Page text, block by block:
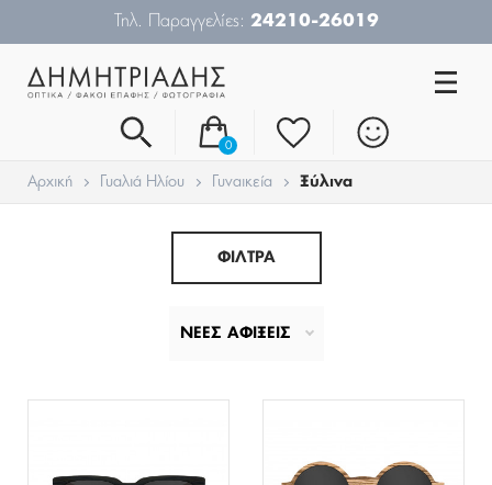
Τηλ. Παραγγελίες: 24210-26019
0
Αρχική Γυαλιά Ηλίου Γυναικεία Ξύλινα
ΦΙΛΤΡΑ
ΝΕΕΣ ΑΦΙΞΕΙΣ